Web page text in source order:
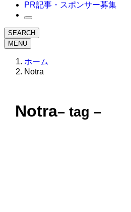
PR記事・スポンサー募集
SEARCH
MENU
ホーム
Notra
Notra– tag –